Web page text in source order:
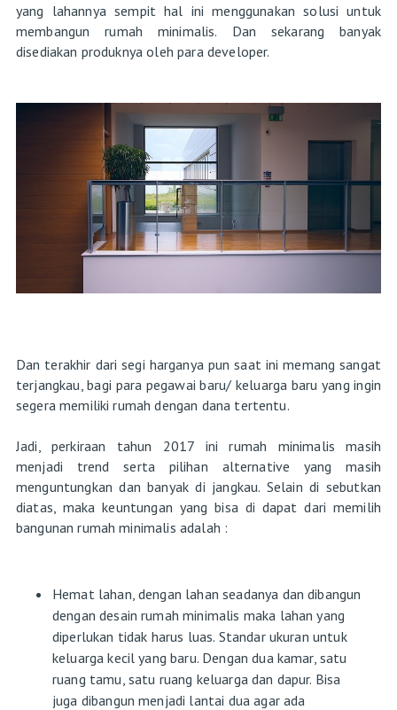
yang lahannya sempit hal ini menggunakan solusi untuk
membangun rumah minimalis. Dan sekarang banyak
disediakan produknya oleh para developer.
Dan terakhir dari segi harganya pun saat ini memang sangat
terjangkau, bagi para pegawai baru/ keluarga baru yang ingin
segera memiliki rumah dengan dana tertentu.
Jadi, perkiraan tahun 2017 ini rumah minimalis masih
menjadi trend serta pilihan alternative yang masih
menguntungkan dan banyak di jangkau. Selain di sebutkan
diatas, maka keuntungan yang bisa di dapat dari memilih
bangunan rumah minimalis adalah :
Hemat lahan, dengan lahan seadanya dan dibangun
dengan desain rumah minimalis maka lahan yang
diperlukan tidak harus luas. Standar ukuran untuk
keluarga kecil yang baru. Dengan dua kamar, satu
ruang tamu, satu ruang keluarga dan dapur. Bisa
juga dibangun menjadi lantai dua agar ada